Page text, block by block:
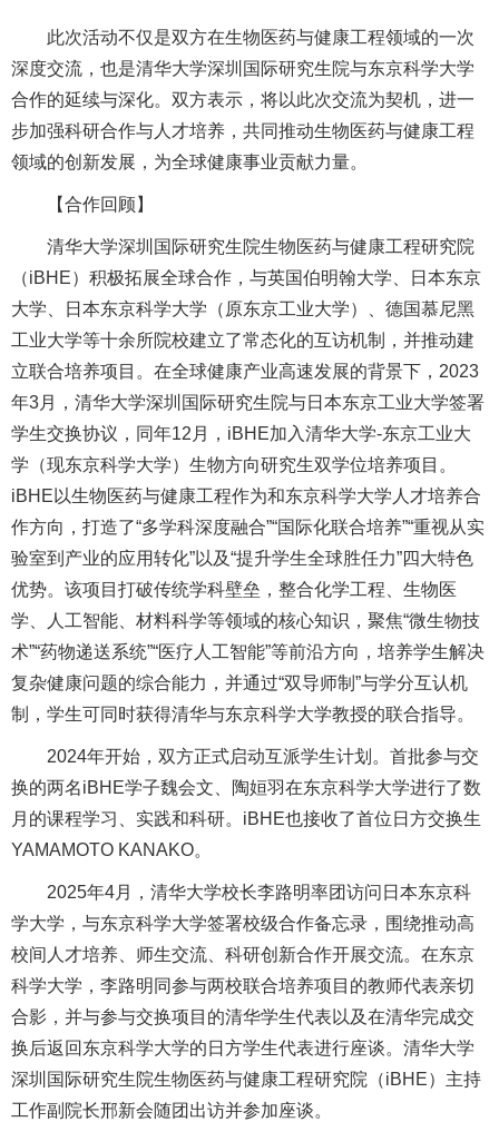
此次活动不仅是双方在生物医药与健康工程领域的一次
深度交流，也是清华大学深圳国际研究生院与东京科学大学
合作的延续与深化。双方表示，将以此次交流为契机，进一
步加强科研合作与人才培养，共同推动生物医药与健康工程
领域的创新发展，为全球健康事业贡献力量。
【合作回顾】
清华大学深圳国际研究生院生物医药与健康工程研究院
（iBHE）积极拓展全球合作，与英国伯明翰⼤学、⽇本东京
⼤学、⽇本东京科学⼤学（原东京工业大学）、德国慕尼⿊
⼯业⼤学等十余所院校建立了常态化的互访机制，并推动建
立联合培养项⽬。在全球健康产业高速发展的背景下，2023
年3月，清华大学深圳国际研究生院与日本东京工业大学签署
学生交换协议，同年12月，iBHE加入清华大学-东京工业大
学（现东京科学大学）生物方向研究生双学位培养项目。
iBHE以生物医药与健康工程作为和东京科学大学人才培养合
作方向，打造了“多学科深度融合”“国际化联合培养”“重视从实
验室到产业的应用转化”以及“提升学生全球胜任力”四大特色
优势。该项目打破传统学科壁垒，整合化学工程、生物医
学、人工智能、材料科学等领域的核心知识，聚焦“微生物技
术”“药物递送系统”“医疗人工智能”等前沿方向，培养学生解决
复杂健康问题的综合能力，并通过“双导师制”与学分互认机
制，学生可同时获得清华与东京科学大学教授的联合指导。
2024年开始，双方正式启动互派学生计划。首批参与交
换的两名iBHE学子魏会文、陶姮羽在东京科学大学进行了数
月的课程学习、实践和科研。iBHE也接收了首位日方交换生
YAMAMOTO KANAKO。
2025年4月，清华大学校长李路明率团访问日本东京科
学大学，与东京科学大学签署校级合作备忘录，围绕推动高
校间人才培养、师生交流、科研创新合作开展交流。在东京
科学大学，李路明同参与两校联合培养项目的教师代表亲切
合影，并与参与交换项目的清华学生代表以及在清华完成交
换后返回东京科学大学的日方学生代表进行座谈。清华大学
深圳国际研究生院生物医药与健康工程研究院（iBHE）主持
工作副院长邢新会随团出访并参加座谈。